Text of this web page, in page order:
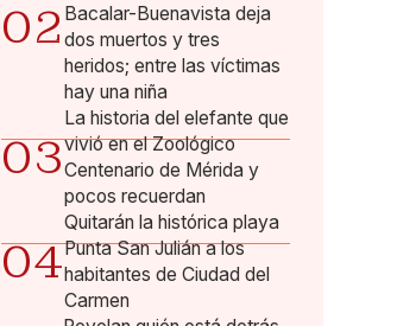
02Bacalar-Buenavista deja
dos muertos y tres
heridos; entre las víctimas
hay una niña
03
La historia del elefante que
vivió en el Zoológico
Centenario de Mérida y
pocos recuerdan
04
Quitarán la histórica playa
Punta San Julián a los
habitantes de Ciudad del
Carmen